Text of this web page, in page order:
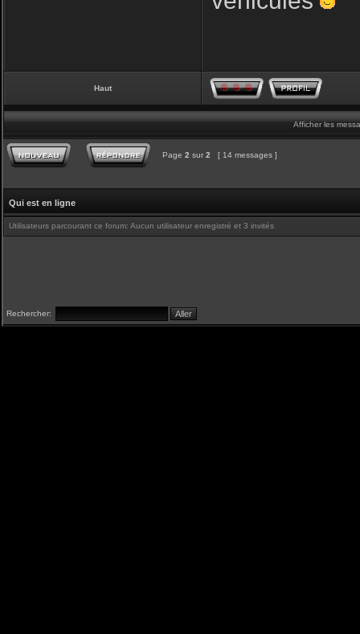
Haut
Afficher les
Page 2 sur 2 [ 14 messages ]
Qui est en ligne
Utilisateurs parcourant ce forum: Aucun utilisateur enregistré et 3 invités
Rechercher: